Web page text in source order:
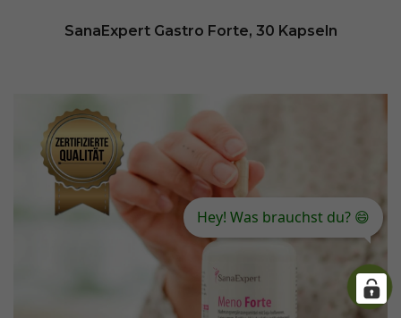
SanaExpert Gastro Forte, 30 Kapseln
Hey! Was brauchst du? 😄